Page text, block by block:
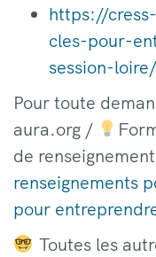
https://
cles-pour-
session-loire/
Pour toute
aura.org /
de
renseignements
pour
Toutes les